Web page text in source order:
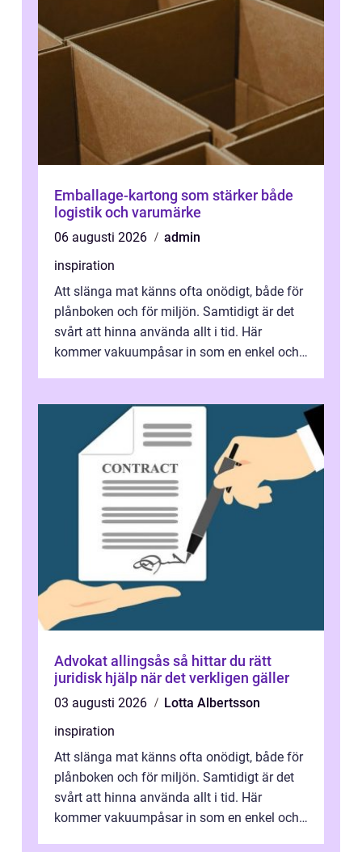
Emballage-kartong som stärker både
logistik och varumärke
06 augusti 2026
admin
inspiration
Att slänga mat känns ofta onödigt, både för
plånboken och för miljön. Samtidigt är det
svårt att hinna använda allt i tid. Här
kommer vakuumpåsar in som en enkel och
Advokat allingsås så hittar du rätt
juridisk hjälp när det verkligen gäller
03 augusti 2026
Lotta Albertsson
inspiration
Att slänga mat känns ofta onödigt, både för
plånboken och för miljön. Samtidigt är det
svårt att hinna använda allt i tid. Här
kommer vakuumpåsar in som en enkel och